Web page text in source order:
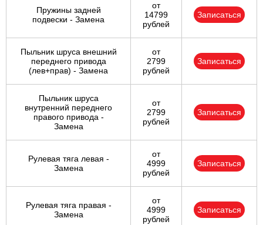
Пружины задней
подвески - Замена
от
14799
рублей
Записаться
Пыльник шруса внешний
переднего привода
(лев+прав) - Замена
от
2799
рублей
Записаться
Пыльник шруса
внутренний переднего
правого привода -
Замена
от
2799
рублей
Записаться
Рулевая тяга левая -
Замена
от
4999
рублей
Записаться
Рулевая тяга правая -
Замена
от
4999
рублей
Записаться